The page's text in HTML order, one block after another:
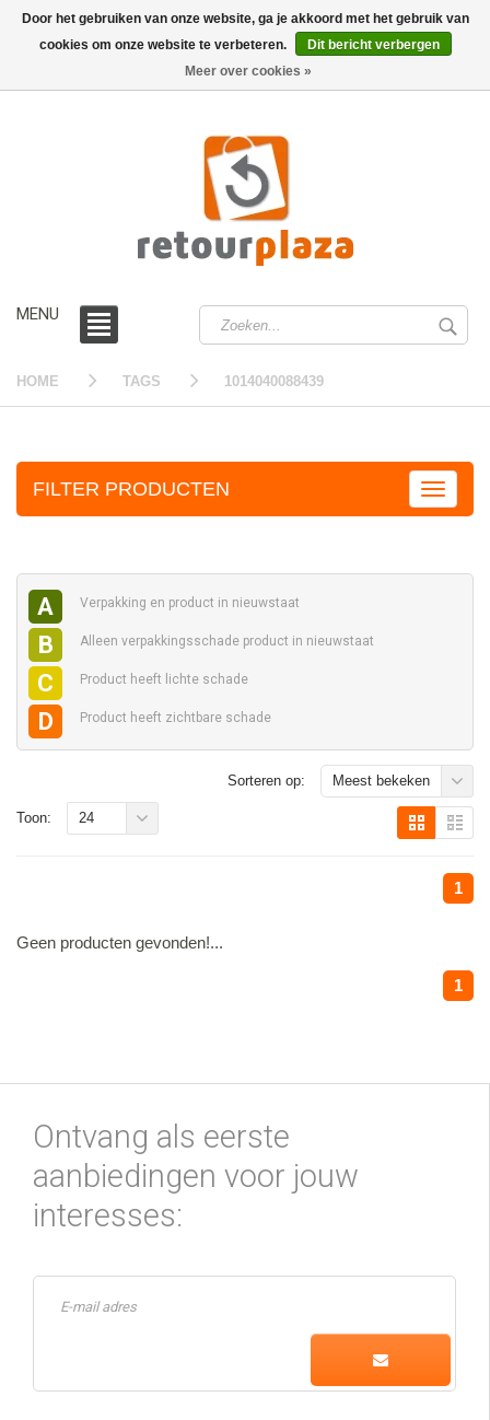
MENU
HOME TAGS 1014040088439
FILTER PRODUCTEN
A Verpakking en product in nieuwstaat
B Alleen verpakkingsschade product in nieuwstaat
C Product heeft lichte schade
D Product heeft zichtbare schade
Sorteren op: Meest bekeken
1
Toon: 24
Geen producten gevonden!...
1
Ontvang als eerste
aanbiedingen voor jouw
interesses:
Door het gebruiken van onze website, ga je akkoord met het gebruik van
cookies om onze website te verbeteren.
Dit bericht verbergen
Meer over cookies »